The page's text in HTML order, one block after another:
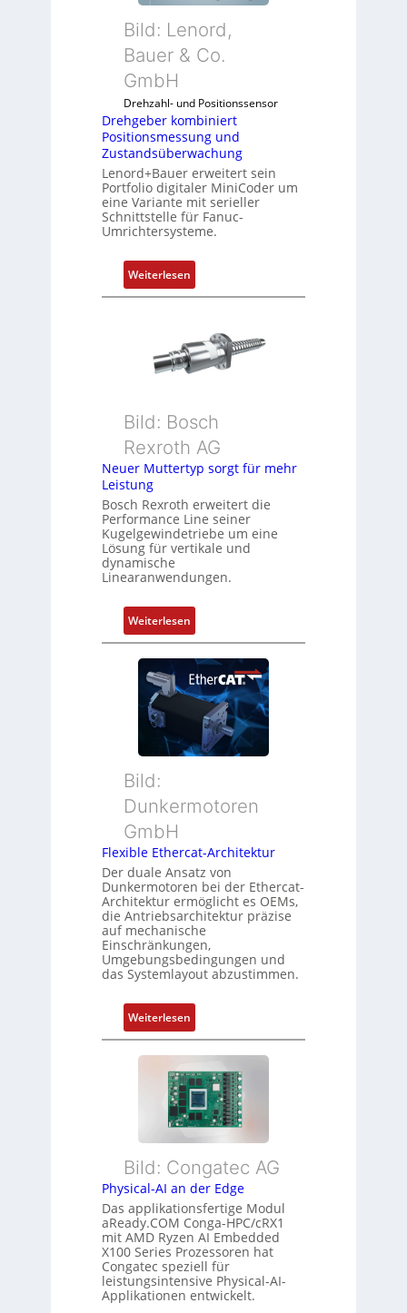
e
m
b
i
i
e
r
P
o
s
i
o
m
s
u
n
g
n
d
Z
u
s
t
a
s
e
w
a
c
h
u
n
g
Bild: Lenord,
Bauer & Co.
GmbH
Drehzahl- und Positionssensor
Drehgeber kombiniert
Positionsmessung und
Zustandsüberwachung
Lenord+Bauer erweitert sein
Portfolio digitaler MiniCoder um
eine Variante mit serieller
Schnittstelle für Fanuc-
Umrichtersysteme.
Weiterlesen:
D
h
g
e
k
m
b
i
i
r
t
P
o
s
i
s
s
u
n
g
u
n
Z
u
s
t
a
n
d
ü
b
e
r
w
a
c
h
Bild: Bosch
Rexroth AG
Neuer Muttertyp sorgt für mehr
Leistung
Bosch Rexroth erweitert die
Performance Line seiner
Kugelgewindetriebe um eine
Lösung für vertikale und
dynamische
Linearanwendungen.
Weiterlesen:
N
e
u
e
u
e
t
y
p
s
o
r
g
t
f
ü
r
m
e
h
r
i
s
t
u
n
g
Bild:
Dunkermotoren
GmbH
Flexible Ethercat-Architektur
Der duale Ansatz von
Dunkermotoren bei der Ethercat-
Architektur ermöglicht es OEMs,
die Antriebsarchitektur präzise
auf mechanische
Einschränkungen,
Umgebungsbedingungen und
das Systemlayout abzustimmen.
Weiterlesen:
F
l
e
x
i
b
e
E
t
h
e
r
c
a
Bild: Congatec AG
Physical-AI an der Edge
Das applikationsfertige Modul
aReady.COM Conga-HPC/cRX1
mit AMD Ryzen AI Embedded
X100 Series Prozessoren hat
Congatec speziell für
leistungsintensive Physical-AI-
Applikationen entwickelt.